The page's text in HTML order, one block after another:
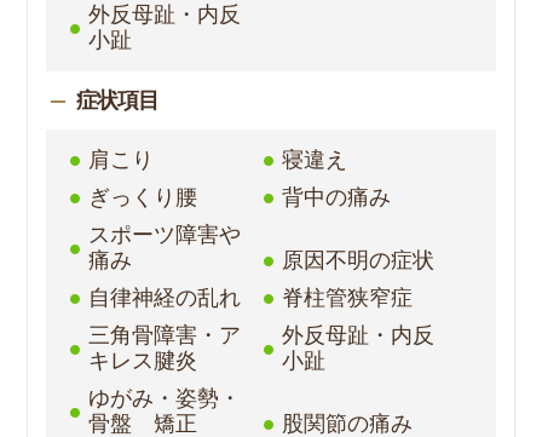
外反母趾・内反
小趾
症状項目
肩こり
寝違え
ぎっくり腰
背中の痛み
スポーツ障害や
痛み
原因不明の症状
自律神経の乱れ
脊柱管狭窄症
三角骨障害・ア
キレス腱炎
外反母趾・内反
小趾
ゆがみ・姿勢・
骨盤 矯正
股関節の痛み